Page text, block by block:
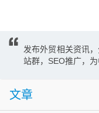
发布外贸相关资讯
站群，SEO推广，
文章